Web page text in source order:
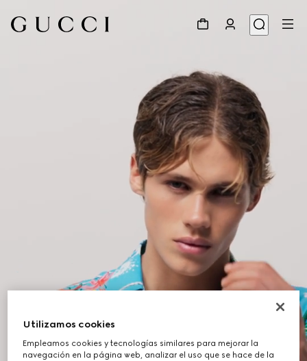
Utilizamos cookies
Empleamos cookies y tecnologías similares para mejorar la
navegación en la página web, analizar el uso que se hace de la